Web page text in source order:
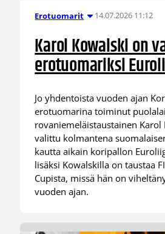
Erotuomarit 14.07.2026 11:12
Karol Kowalski on
erotuomariksi
Jo yhdentoista vuoden ajan
erotuomarina toiminut
rovaniemeläistaustainen Karol
valittu kolmantena
kautta aikain koripallon
lisäksi Kowalskilla on taustaa
Cupista, missä hän on
vuoden ajan.